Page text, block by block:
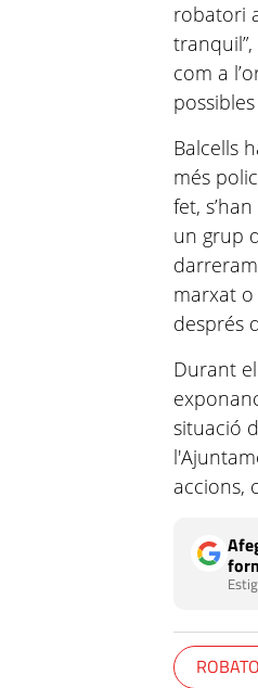
robatori
com a
Balcells
més
fet,
un grup
marxat o
després
Durant
situació
accions,